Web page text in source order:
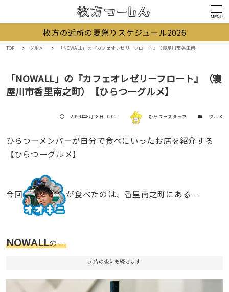
MENU
枚方の近所の夏祭りスケジュール2026
TOP グルメ 「NOWALL」の『カフェオレゼリーフロート』（寝屋川市香里南之町）【ひらつーグルメ】
「NOWALL」の『カフェオレゼリーフロート』（寝
屋川市香里南之町）【ひらつーグルメ】
投稿日
2024年8月18日 10:00 著者 ひらつースタッフ カテゴリー
グルメ
ひらつーメンバーが自分で食べにいったお店を紹介する
【ひらつーグルメ】
今回 が食べたのは、香里南之町にある…
NOWALLの…
広告の後にも続きます